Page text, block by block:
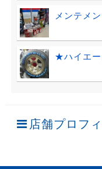
メンテメ
★ハイエ
店舗プロフ